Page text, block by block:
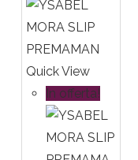
Quick View
In offerta!